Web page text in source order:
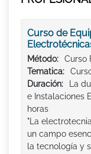
Curso de
Método:
Curso
Tematica:
Duración:
La
e Instalaciones
horas
"La
un campo
la tecnología y